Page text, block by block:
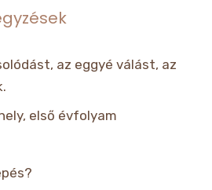
az eggyé válást, az
első évfolyam